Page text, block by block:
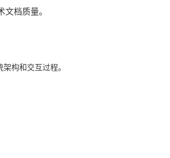
档质量。
构和交互过程。